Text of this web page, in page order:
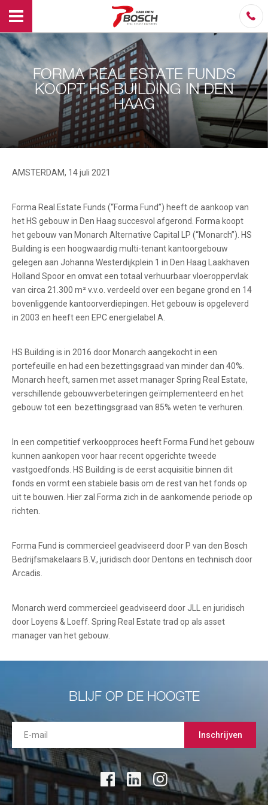
FORMA REAL ESTATE FUNDS
KOOPT HS BUILDING IN DEN
HAAG
AMSTERDAM, 14 juli 2021
Forma Real Estate Funds (“Forma Fund”) heeft de aankoop van
het HS gebouw in Den Haag succesvol afgerond. Forma koopt
het gebouw van Monarch Alternative Capital LP (“Monarch”). HS
Building is een hoogwaardig multi-tenant kantoorgebouw
gelegen aan Johanna Westerdijkplein 1 in Den Haag Laakhaven
Holland Spoor en omvat een totaal verhuurbaar vloeroppervlak
van circa 21.300 m² v.v.o. verdeeld over een begane grond en 14
bovenliggende kantoorverdiepingen. Het gebouw is opgeleverd
in 2003 en heeft een EPC energielabel A.
HS Building is in 2016 door Monarch aangekocht in een
portefeuille en had een bezettingsgraad van minder dan 40%.
Monarch heeft, samen met asset manager Spring Real Estate,
verschillende gebouwverbeteringen geïmplementeerd en het
gebouw tot een bezettingsgraad van 85% weten te verhuren.
In een competitief verkoopproces heeft Forma Fund het gebouw
kunnen aankopen voor haar recent opgerichte tweede
vastgoedfonds. HS Building is de eerst acquisitie binnen dit
fonds en vormt een stabiele basis om de rest van het fonds op
uit te bouwen. Hier zal Forma zich in de aankomende periode op
richten.
Forma Fund is commercieel geadviseerd door P van den Bosch
Bedrijfsmakelaars B.V., juridisch door Dentons en technisch door
Arcadis.
Monarch werd commercieel geadviseerd door JLL en juridisch
door Loyens & Loeff. Spring Real Estate trad op als asset
manager van het gebouw.
BLIJF OP DE HOOGTE
Inschrijven